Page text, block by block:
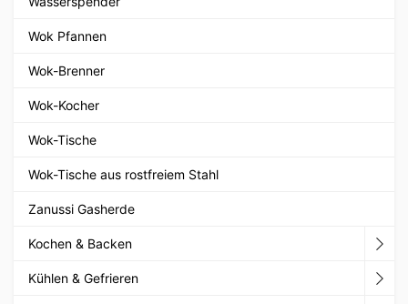
Wok Pfannen
Wok-Brenner
Wok-Kocher
Wok-Tische
Wok-Tische aus rostfreiem Stahl
Zanussi Gasherde
Kochen & Backen
Kühlen & Gefrieren